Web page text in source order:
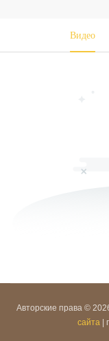
Видео
Авторские права ©
сайта |